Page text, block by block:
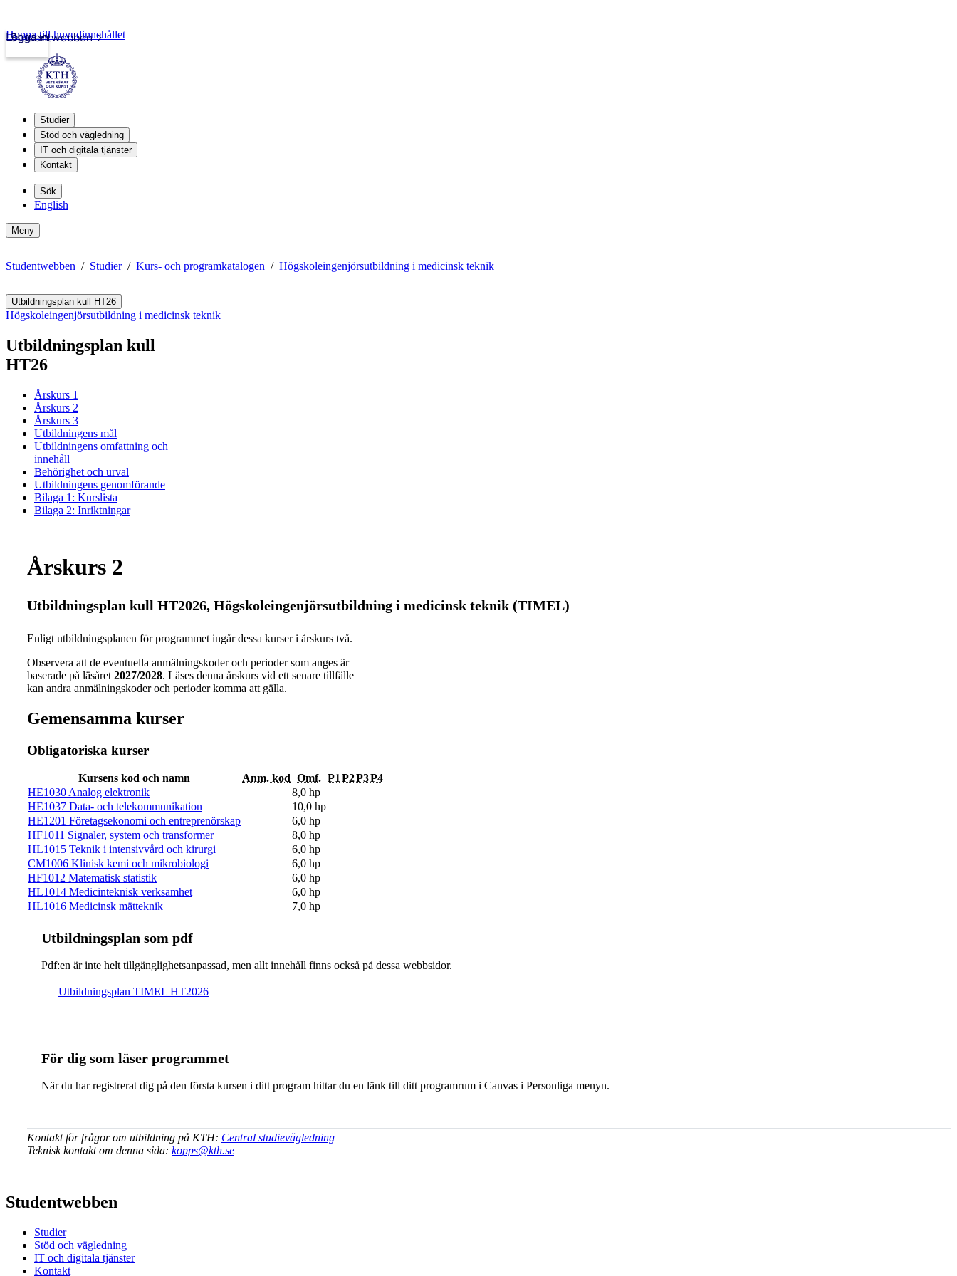
Studentwebben
Logga in
Hoppa till huvudinnehållet
Studier
Stöd och vägledning
IT och digitala tjänster
Kontakt
Sök
English
Meny
Studentwebben Studier Kurs- och programkatalogen Högskoleingenjörsutbildning i medicinsk teknik
Utbildningsplan kull HT26
Högskoleingenjörsutbildning i medicinsk teknik
Utbildningsplan kull
HT26
Årskurs 1
Årskurs 2
Årskurs 3
Utbildningens mål
Utbildningens omfattning och
innehåll
Behörighet och urval
Utbildningens genomförande
Bilaga 1: Kurslista
Bilaga 2: Inriktningar
Årskurs 2
Utbildningsplan kull HT2026, Högskoleingenjörsutbildning i medicinsk teknik (TIMEL)
Enligt utbildningsplanen för programmet ingår dessa kurser i årskurs två.
Observera att de eventuella anmälningskoder och perioder som anges är
baserade på läsåret 2027/2028. Läses denna årskurs vid ett senare tillfälle
kan andra anmälningskoder och perioder komma att gälla.
Gemensamma kurser
Obligatoriska kurser
Kursens kod och namn Anm. kod Omf. P1 P2P3P4
HE1030 Analog elektronik
8,0 hp
HE1037 Data- och telekommunikation
10,0 hp
HE1201 Företagsekonomi och entreprenörskap
6,0 hp
HF1011 Signaler, system och transformer
8,0 hp
HL1015 Teknik i intensivvård och kirurgi
6,0 hp
CM1006 Klinisk kemi och mikrobiologi
6,0 hp
HF1012 Matematisk statistik
6,0 hp
HL1014 Medicinteknisk verksamhet
6,0 hp
HL1016 Medicinsk mätteknik
7,0 hp
Ut­bild­nings­plan som pdf
Pdf:en är inte helt till­gäng­lig­hets­an­pas­sad, men allt inne­håll finns också på dessa webb­sidor.
Ut­bild­nings­plan TIMEL HT2026
För dig som läser programmet
När du har registrerat dig på den första kursen i ditt program hittar du en länk till ditt programrum i Canvas i Personliga menyn.
Kontakt för frågor om utbildning på KTH: Central studievägledning
Teknisk kontakt om denna sida: kopps@kth.se
Studentwebben
Studier
Stöd och vägledning
IT och digitala tjänster
Kontakt